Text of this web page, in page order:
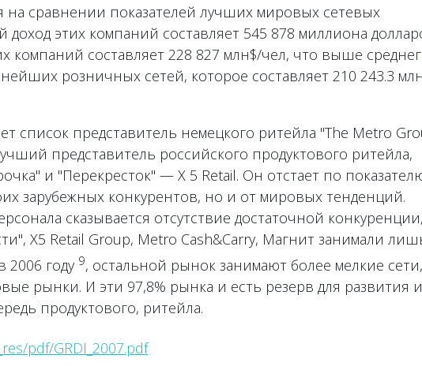
на сравнении показателей лучших мировых сетевых
этих компаний составляет 545 878 миллиона
компаний составляет 228 827 млн$/чел, что выше
розничных сетей, которое составляет 210 243.3
список представитель немецкого ритейла "The Metro
представитель российского продуктового ритейла,
и "Перекресток" — X 5 Retail. Он отстает по
зарубежных конкурентов, но и от мировых тенденций.
сказывается отсутствие достаточной конкуренции,
X5 Retail Group, Metro Cash&Carry, Магнит занимали
2006 году 9, остальной рынок занимают более мелкие сети,
рынки. И эти 97,8% рынка и есть резерв для развития и
продуктового, ритейла.
pdf/GRDI_2007.pdf